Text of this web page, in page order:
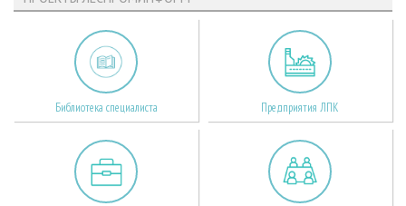
Библиотека специалиста Предприятия ЛПК